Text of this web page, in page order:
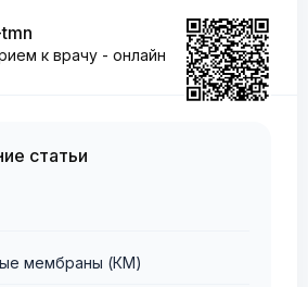
к врачу - онлайн
статьи
мембраны (КМ)